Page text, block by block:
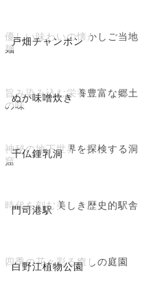
戸畑チャンポン
優しい味わいの懐かしご当地
麺
ぬか味噌炊き
旨み染み込む栄養豊富な郷土
の味
千仏鍾乳洞
神秘の地下世界を探検する洞
窟
門司港駅
時代を刻む美しき歴史的駅舎
白野江植物公園
四季の花々彩る癒しの庭園